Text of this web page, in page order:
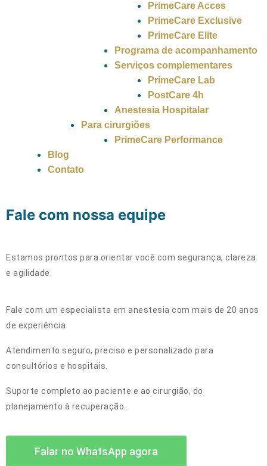
PrimeCare Acces
PrimeCare Exclusive
PrimeCare Elite
Programa de acompanhamento
Serviços complementares
PrimeCare Lab
PostCare 4h
Anestesia Hospitalar
Para cirurgiões
PrimeCare Performance
Blog
Contato
Fale com nossa equipe
Estamos prontos para orientar você com segurança, clareza
e agilidade.
Fale com um especialista em anestesia com mais de 20 anos
de experiência
Atendimento seguro, preciso e personalizado para
consultórios e hospitais.
Suporte completo ao paciente e ao cirurgião, do
planejamento à recuperação.
Falar no WhatsApp agora